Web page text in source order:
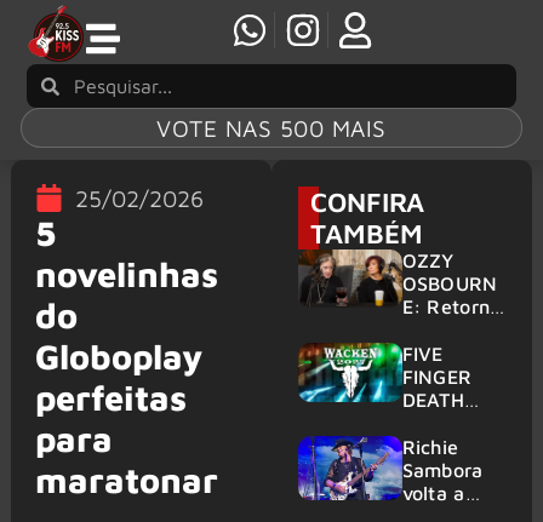
VOTE NAS 500 MAIS
25/02/2026
5
novelinhas
do
Globoplay
perfeitas
para
maratonar
CONFIRA
TAMBÉM
OZZY
OSBOURN
E: Retorno
em 2027 é
confirmad
o por
FIVE
FINGER
DEATH
HELLOWE
EN:
Gigantes
Richie
Sambora
volta a